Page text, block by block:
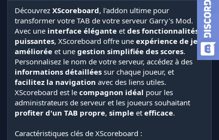
c
r
é
a
t
o
n
Découvrez XScoreboard, l'addon ultime pour
transformer votre TAB de votre serveur Garry's Mod.
Avec une interface élégante et des fonctionnalités
puissantes, XScoreboard offre une expérience de jeu
améliorée et une gestion simplifiée des scores.
Personnalisez le nom de votre serveur, accédez à des
informations détaillées sur chaque joueur, et
facilitez la navigation avec des liens utiles.
XScoreboard est le compagnon idéal pour les
administrateurs de serveur et les joueurs souhaitant
profiter d'un TAB propre, simple et efficace.
Caractéristiques clés de XScoreboard :